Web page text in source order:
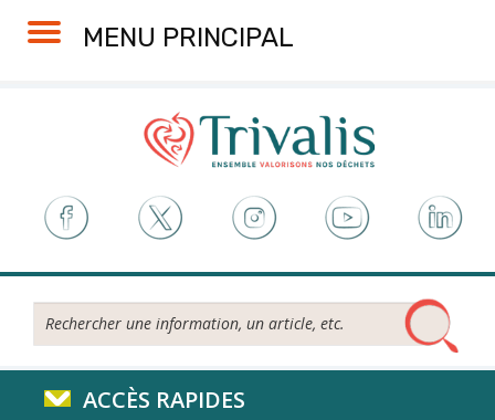
MENU PRINCIPAL
Rechercher...
ACCÈS RAPIDES